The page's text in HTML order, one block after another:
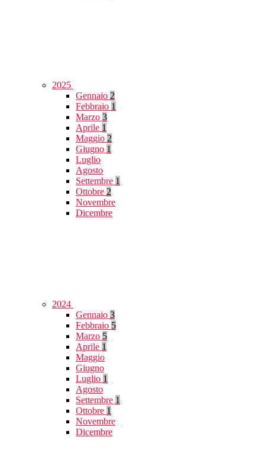
2025
Gennaio 2
Febbraio 1
Marzo 3
Aprile 1
Maggio 2
Giugno 1
Luglio
Agosto
Settembre 1
Ottobre 2
Novembre
Dicembre
2024
Gennaio 3
Febbraio 5
Marzo 5
Aprile 1
Maggio
Giugno
Luglio 1
Agosto
Settembre 1
Ottobre 1
Novembre
Dicembre